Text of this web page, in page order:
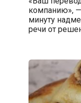
компанию», —
минуту
речи от